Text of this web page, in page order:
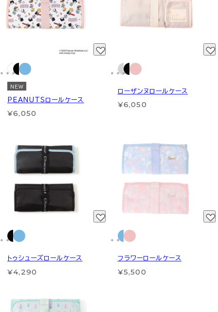
NEW
PEANUTSロールケース
¥6,050
ローザンヌロールケース
¥6,050
トゥシューズロールケース
¥4,290
フラワーロールケース
¥5,500